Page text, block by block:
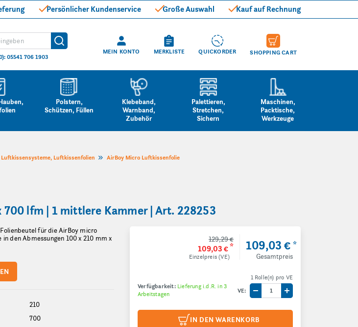
Persönlicher Kundenservice Große Auswahl Kauf auf Rechnung
Suche
05541 706 1903
MEIN KONTO MERKLISTE QUICKORDER SHOPPING CART
Polstern,
Schützen, Füllen
Klebeband,
Warnband,
Zubehör
Palettieren,
Stretchen,
Sichern
Maschinen,
Packtische,
Werkzeuge
Luftkissensysteme, Luftkissenfolien
AirBoy Micro Luftkissenfolie
lfm | 1 mittlere Kammer | Art. 228253
für die AirBoy micro
den Abmessungen 100 x 210 mm x
210
700
129,29 €
109,03 €*
Einzelpreis (VE)
109,03 € *
Gesamtpreis
Verfügbarkeit: Lieferung i.d.R. in 3
Arbeitstagen
1 Rolle(n) pro VE
VE:
Menge um eine VE reduzieren
Menge um eine VE
IN DEN WARENKORB